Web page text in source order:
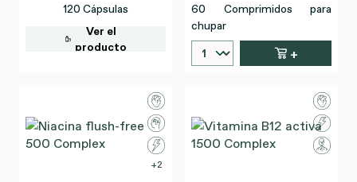
120 Cápsulas
Ver el
producto
60 Comprimidos para
chupar
+
2